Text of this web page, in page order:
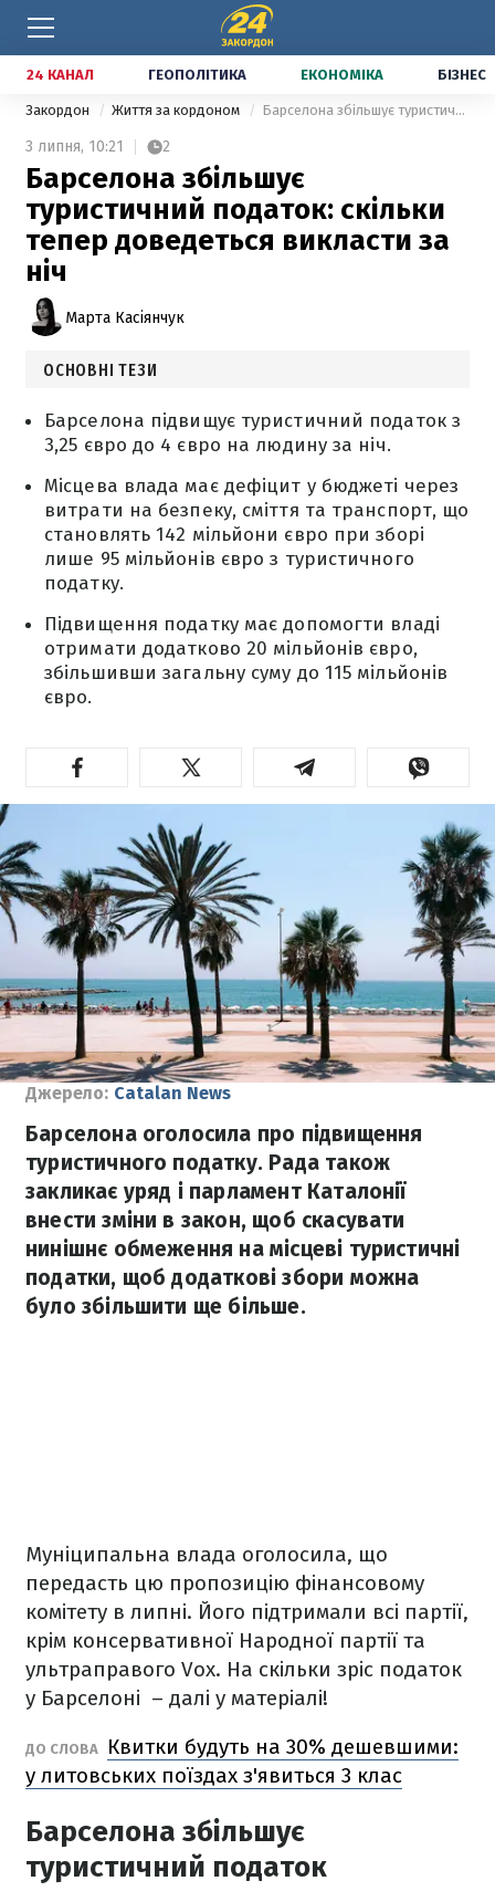
24 КАНАЛ ГЕОПОЛІТИКА ЕКОНОМІКА БІЗНЕС
Закордон Життя за кордоном Барселона збільшує туристичний податок: скільки тепер доведеться викласти за ніч
3 липня, 10:21 2
Барселона збільшує
туристичний податок: скільки
тепер доведеться викласти за
ніч
Марта Касіянчук
ОСНОВНІ ТЕЗИ
Барселона підвищує туристичний податок з
3,25 євро до 4 євро на людину за ніч.
Місцева влада має дефіцит у бюджеті через
витрати на безпеку, сміття та транспорт, що
становлять 142 мільйони євро при зборі
лише 95 мільйонів євро з туристичного
податку.
Підвищення податку має допомогти владі
отримати додатково 20 мільйонів євро,
збільшивши загальну суму до 115 мільйонів
євро.
Джерело: Catalan News
Барселона оголосила про підвищення
туристичного податку. Рада також
закликає уряд і парламент Каталонії
внести зміни в закон, щоб скасувати
нинішнє обмеження на місцеві туристичні
податки, щоб додаткові збори можна
було збільшити ще більше.
Муніципальна влада оголосила, що
передасть цю пропозицію фінансовому
комітету в липні. Його підтримали всі партії,
крім консервативної Народної партії та
ультраправого Vox. На скільки зріс податок
у Барселоні – далі у матеріалі!
ДО СЛОВА
Квитки будуть на 30% дешевшими:
у литовських поїздах з'явиться 3 клас
Барселона збільшує
туристичний податок